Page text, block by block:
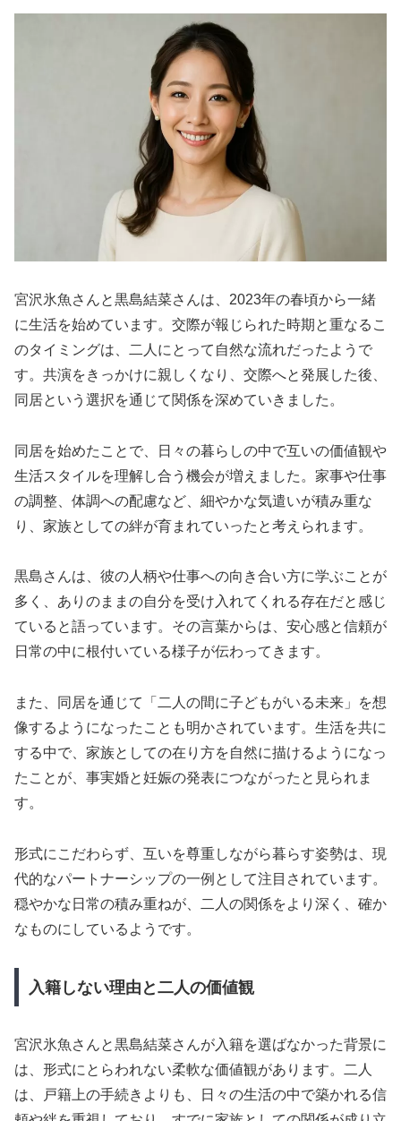
宮沢氷魚さんと黒島結菜さんは、2023年の春頃から一緒
に生活を始めています。交際が報じられた時期と重なるこ
のタイミングは、二人にとって自然な流れだったようで
す。共演をきっかけに親しくなり、交際へと発展した後、
同居という選択を通じて関係を深めていきました。
同居を始めたことで、日々の暮らしの中で互いの価値観や
生活スタイルを理解し合う機会が増えました。家事や仕事
の調整、体調への配慮など、細やかな気遣いが積み重な
り、家族としての絆が育まれていったと考えられます。
黒島さんは、彼の人柄や仕事への向き合い方に学ぶことが
多く、ありのままの自分を受け入れてくれる存在だと感じ
ていると語っています。その言葉からは、安心感と信頼が
日常の中に根付いている様子が伝わってきます。
また、同居を通じて「二人の間に子どもがいる未来」を想
像するようになったことも明かされています。生活を共に
する中で、家族としての在り方を自然に描けるようになっ
たことが、事実婚と妊娠の発表につながったと見られま
す。
形式にこだわらず、互いを尊重しながら暮らす姿勢は、現
代的なパートナーシップの一例として注目されています。
穏やかな日常の積み重ねが、二人の関係をより深く、確か
なものにしているようです。
入籍しない理由と二人の価値観
宮沢氷魚さんと黒島結菜さんが入籍を選ばなかった背景に
は、形式にとらわれない柔軟な価値観があります。二人
は、戸籍上の手続きよりも、日々の生活の中で築かれる信